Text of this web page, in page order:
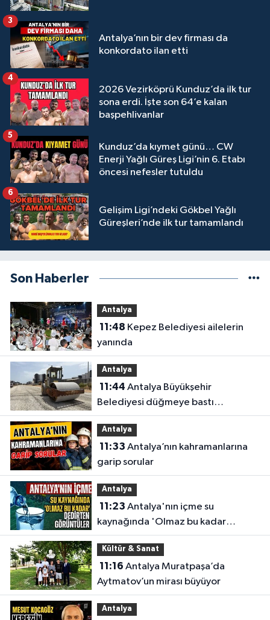
Antalya’nın bir dev firması da
konkordato ilan etti
3
2026 Vezirköprü Kunduz’da ilk tur
sona erdi. İşte son 64’e kalan
başpehlivanlar
4
Kunduz’da kıymet günü… CW
Enerji Yağlı Güreş Ligi’nin 6. Etabı
öncesi nefesler tutuldu
5
Gelişim Ligi’ndeki Gökbel Yağlı
Güreşleri’nde ilk tur tamamlandı
6
Son Haberler
Antalya
11:48
yanında
Antalya
11:44
Belediyesi düğmeye bastı
Antalya’da eş zamanlı çalışma
yapıldı
Antalya
11:33
garip sorular
Antalya
11:23
kaynağında 'Olmaz bu kadar
'dedirten görüntüler
Kültür & Sanat
11:16
Aytmatov’un mirası büyüyor
Antalya